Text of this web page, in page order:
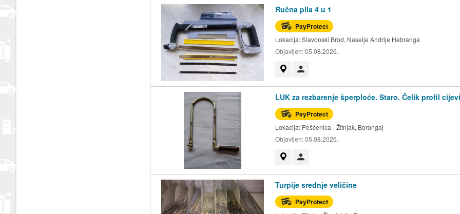
Ručna pila 4 u 1
PayProtect
Lokacija:Slavonski Brod, Naselje Andrije Hebranga
Objavljen:05.08.2026.
LUK za rezbarenje šperploće. Staro. Čelik profil
PayProtect
Lokacija: Peščenica - Žitnjak, Borongaj
Objavljen:05.08.2026.
Turpije srednje veličine
PayProtect